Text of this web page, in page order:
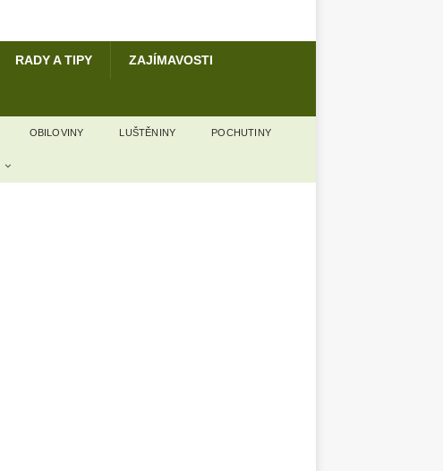
RADY A TIPY ZAJÍMAVOSTI
OBILOVINY LUŠTĚNINY POCHUTINY